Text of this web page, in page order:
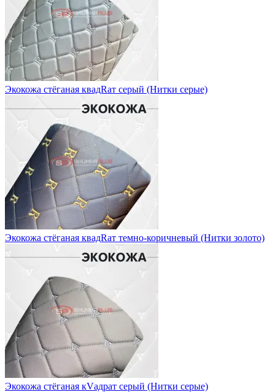
Экокожа стёганая квадRат серый (Нитки серые)
Экокожа стёганая квадRат темно-коричневый (Нитки золото)
Экокожа стёганая кVадрат серый (Нитки серые)